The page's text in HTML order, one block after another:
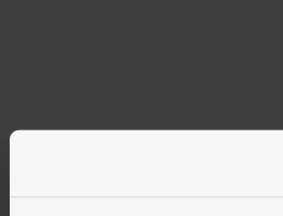
Var denne